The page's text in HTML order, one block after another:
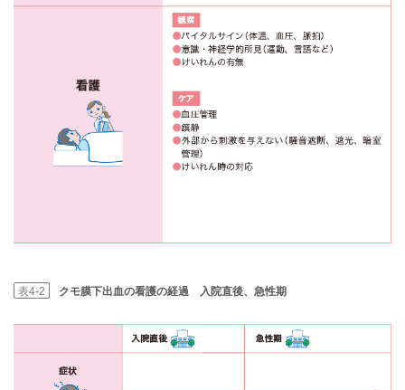
表4-2 クモ膜下出血の看護の経過 入院直後、急性期